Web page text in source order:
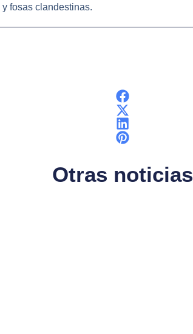
fosas clandestinas.
Otras noticias